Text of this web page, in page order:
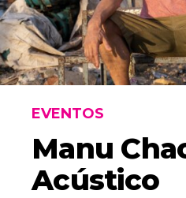
EVENTOS
Manu
Acústico